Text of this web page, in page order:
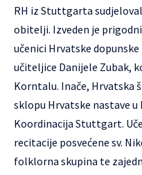
RH iz Stuttgarta
obitelji. Izveden je
učenici Hrvatske
učiteljice Danijele Zubak,
Korntalu. Inače, Hrvatska
sklopu Hrvatske nastave
Koordinacija Stuttgart.
recitacije posvećene sv.
folklorna skupina te